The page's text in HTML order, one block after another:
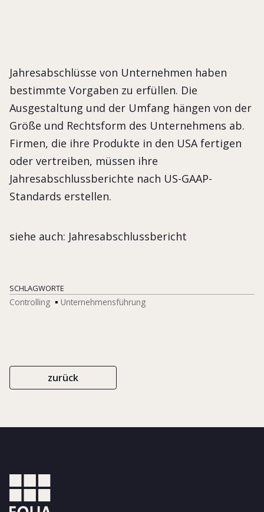
Jahresabschlüsse von Unternehmen haben
bestimmte Vorgaben zu erfüllen. Die
Ausgestaltung und der Umfang hängen von der
Größe und Rechtsform des Unternehmens ab.
Firmen, die ihre Produkte in den USA fertigen
oder vertreiben, müssen ihre
Jahresabschlussberichte nach US-GAAP-
Standards erstellen.
siehe auch: Jahresabschlussbericht
SCHLAGWORTE
Controlling Unternehmensführung
zurück